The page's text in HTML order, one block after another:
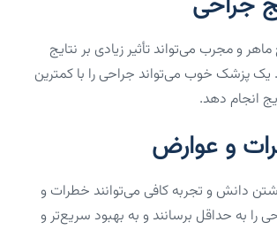
و مجرب می‌تواند تأثیر زیادی بر نتایج
پزشک خوب می‌تواند جراحی را با کمترین
انجام دهد.
و عوارض
دانش و تجربه کافی می‌توانند خطرات و
را به حداقل برسانند و به بهبود سریع‌تر و